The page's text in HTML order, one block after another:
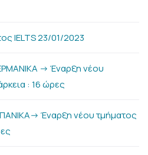
IELTS 23/01/2023
-> Έναρξη νέου
: 16 ώρες
> Έναρξη νέου τμήματος